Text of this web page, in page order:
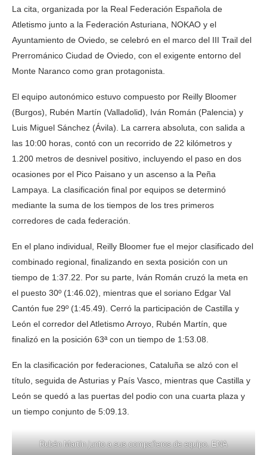
La cita, organizada por la Real Federación Española de
Atletismo junto a la Federación Asturiana, NOKAO y el
Ayuntamiento de Oviedo, se celebró en el marco del III Trail del
Prerrománico Ciudad de Oviedo, con el exigente entorno del
Monte Naranco como gran protagonista.
El equipo autonómico estuvo compuesto por Reilly Bloomer
(Burgos), Rubén Martín (Valladolid), Iván Román (Palencia) y
Luis Miguel Sánchez (Ávila). La carrera absoluta, con salida a
las 10:00 horas, contó con un recorrido de 22 kilómetros y
1.200 metros de desnivel positivo, incluyendo el paso en dos
ocasiones por el Pico Paisano y un ascenso a la Peña
Lampaya. La clasificación final por equipos se determinó
mediante la suma de los tiempos de los tres primeros
corredores de cada federación.
En el plano individual, Reilly Bloomer fue el mejor clasificado del
combinado regional, finalizando en sexta posición con un
tiempo de 1:37.22. Por su parte, Iván Román cruzó la meta en
el puesto 30º (1:46.02), mientras que el soriano Edgar Val
Cantón fue 29º (1:45.49). Cerró la participación de Castilla y
León el corredor del Atletismo Arroyo, Rubén Martín, que
finalizó en la posición 63ª con un tiempo de 1:53.08.
En la clasificación por federaciones, Cataluña se alzó con el
título, seguida de Asturias y País Vasco, mientras que Castilla y
León se quedó a las puertas del podio con una cuarta plaza y
un tiempo conjunto de 5:09.13.
Rubén Martín junto a sus compañeros de equipo. ENA